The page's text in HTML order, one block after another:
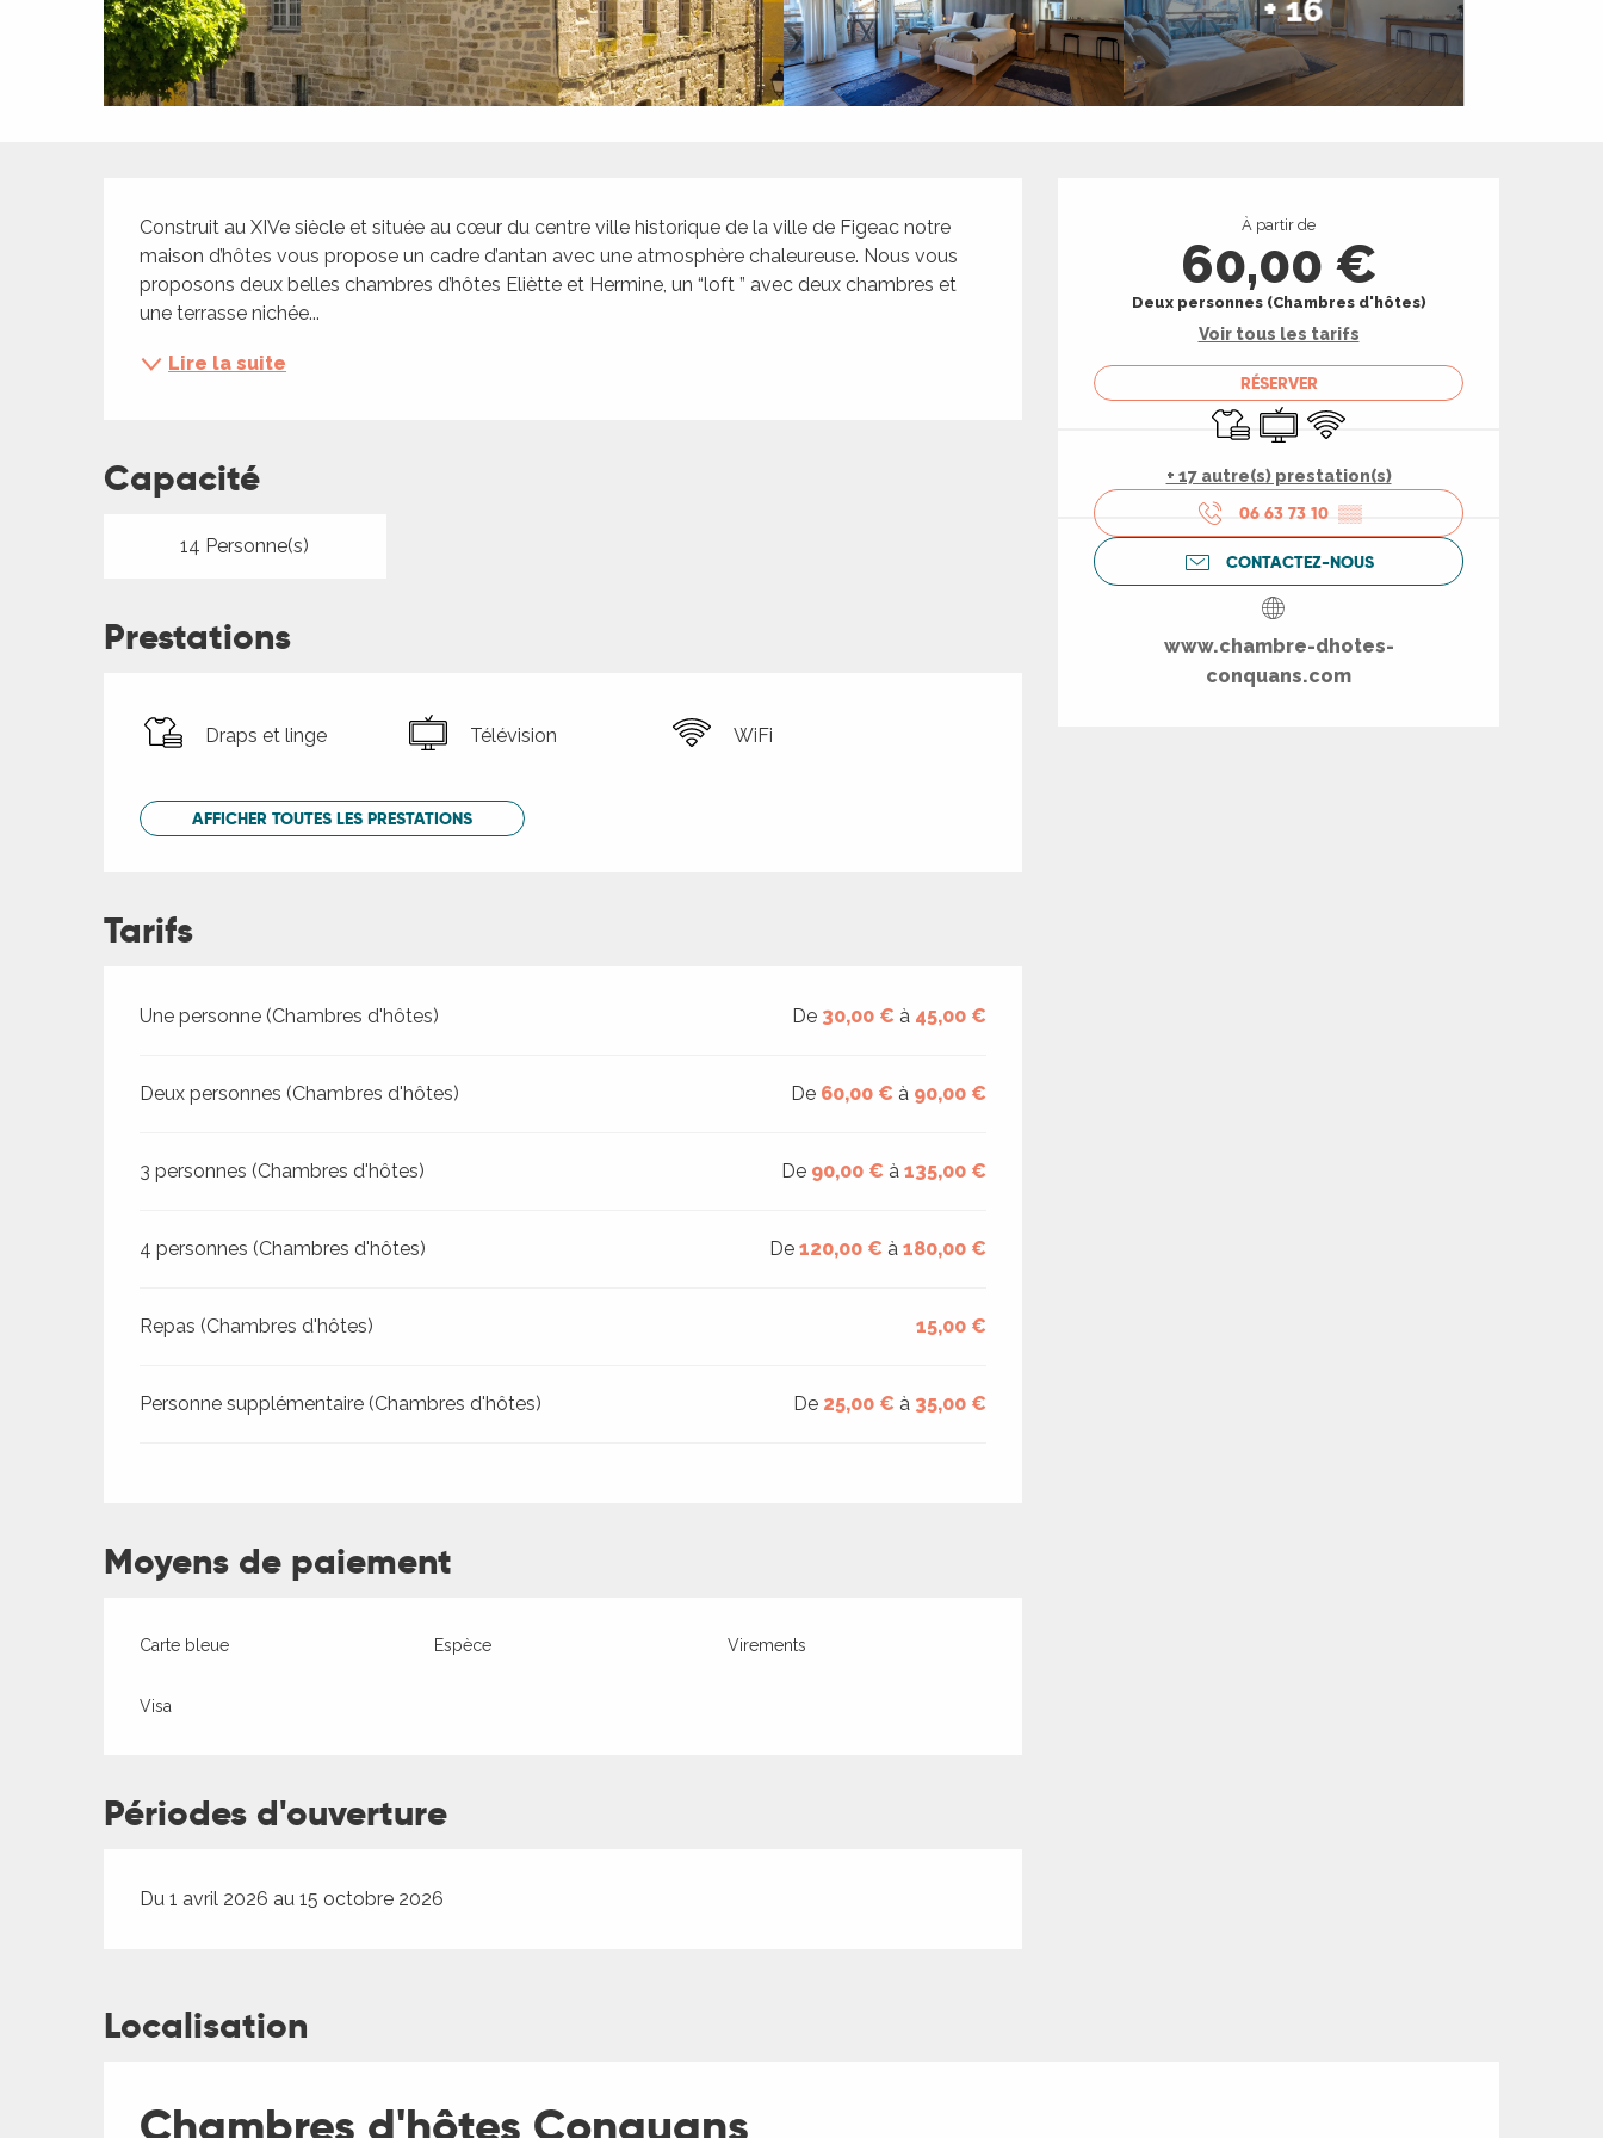
+ 16
Ouverture et
À partir de
60,00 €
Deux personnes (Chambres d'hôtes)
Voir tous les tarifs
RÉSERVER
Draps et linge
Télévision
WiFi
+ 17 autre(s) prestation(s)
06 63 73 10 ▒▒
CONTACTEZ-NOUS
www.chambre-dhotes-
conquans.com
Description
Construit au XIVe siècle et située au cœur du centre ville historique de la ville de Figeac notre
maison d’hôtes vous propose un cadre d’antan avec une atmosphère chaleureuse. Nous vous
proposons deux belles chambres d’hôtes Eliètte et Hermine, un “loft ” avec deux chambres et
une terrasse nichée...
Lire la suite
Capacité
14 Personne(s)
Prestations
Draps et linge Télévision WiFi
AFFICHER TOUTES LES PRESTATIONS
Tarifs
Tarifs 2026
Une personne (Chambres d'hôtes) De 30,00 € à 45,00 €
Deux personnes (Chambres d'hôtes) De 60,00 € à 90,00 €
3 personnes (Chambres d'hôtes) De 90,00 € à135,00 €
4 personnes (Chambres d'hôtes) De120,00 € à180,00 €
Repas (Chambres d'hôtes) 15,00 €
Personne supplémentaire (Chambres d'hôtes) De 25,00 € à 35,00 €
Moyens de paiement
Carte bleue Espèce Virements
Visa
Périodes d'ouverture
Du 1 avril 2026 au 15 octobre 2026
Localisation
Chambres d'hôtes Conquans